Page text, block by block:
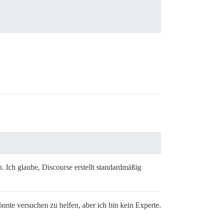
Ich glaube, Discourse erstellt standardmäßig
versuchen zu helfen, aber ich bin kein Experte.